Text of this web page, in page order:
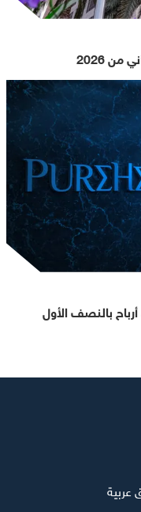
صافي أرباح بالنصف الأول
عربية